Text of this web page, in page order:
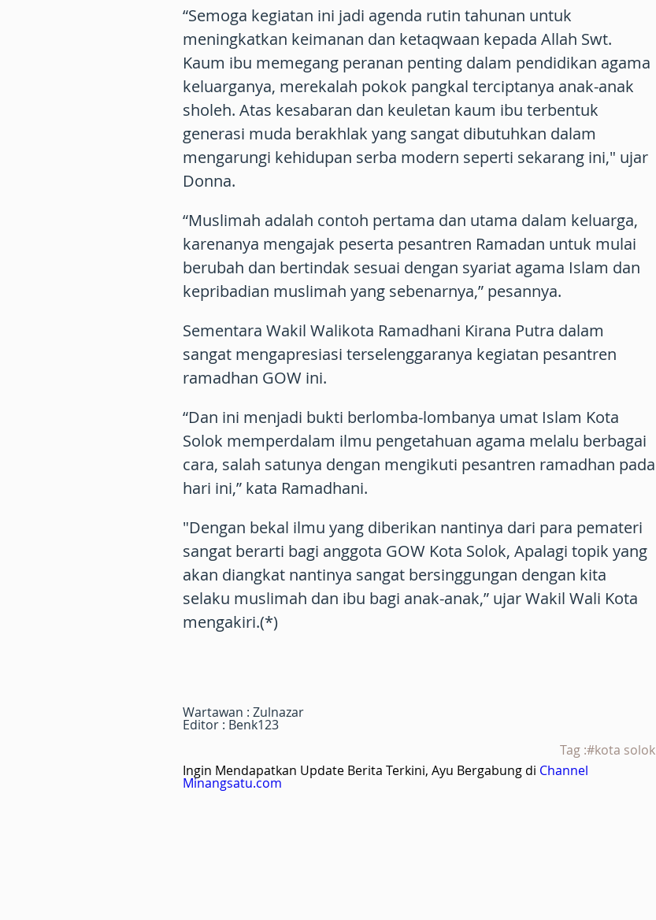
“Semoga kegiatan ini jadi agenda rutin tahunan untuk
meningkatkan keimanan dan ketaqwaan kepada Allah Swt.
Kaum ibu memegang peranan penting dalam pendidikan agama
keluarganya, merekalah pokok pangkal terciptanya anak-anak
sholeh. Atas kesabaran dan keuletan kaum ibu terbentuk
generasi muda berakhlak yang sangat dibutuhkan dalam
mengarungi kehidupan serba modern seperti sekarang ini," ujar
Donna.
“Muslimah adalah contoh pertama dan utama dalam keluarga,
karenanya mengajak peserta pesantren Ramadan untuk mulai
berubah dan bertindak sesuai dengan syariat agama Islam dan
kepribadian muslimah yang sebenarnya,” pesannya.
Sementara Wakil Walikota Ramadhani Kirana Putra dalam
sangat mengapresiasi terselenggaranya kegiatan pesantren
ramadhan GOW ini.
“Dan ini menjadi bukti berlomba-lombanya umat Islam Kota
Solok memperdalam ilmu pengetahuan agama melalu berbagai
cara, salah satunya dengan mengikuti pesantren ramadhan pada
hari ini,” kata Ramadhani.
"Dengan bekal ilmu yang diberikan nantinya dari para pemateri
sangat berarti bagi anggota GOW Kota Solok, Apalagi topik yang
akan diangkat nantinya sangat bersinggungan dengan kita
selaku muslimah dan ibu bagi anak-anak,” ujar Wakil Wali Kota
mengakiri.(*)
Wartawan : Zulnazar
Editor : Benk123
Tag :#kota solok
Ingin Mendapatkan Update Berita Terkini, Ayu Bergabung di Channel
Minangsatu.com